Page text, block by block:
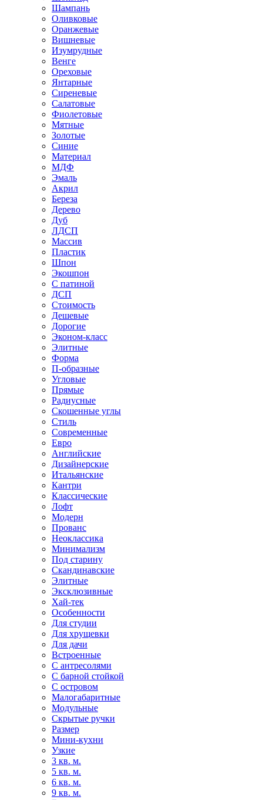
Шампань
Оливковые
Оранжевые
Вишневые
Изумрудные
Венге
Ореховые
Янтарные
Сиреневые
Салатовые
Фиолетовые
Мятные
Золотые
Синие
Материал
МДФ
Эмаль
Акрил
Береза
Дерево
Дуб
ЛДСП
Массив
Пластик
Шпон
Экошпон
С патиной
ДСП
Стоимость
Дешевые
Дорогие
Эконом-класс
Элитные
Форма
П-образные
Угловые
Прямые
Радиусные
Скошенные углы
Стиль
Современные
Евро
Английские
Дизайнерские
Итальянские
Кантри
Классические
Лофт
Модерн
Прованс
Неоклассика
Минимализм
Под старину
Скандинавские
Элитные
Эксклюзивные
Хай-тек
Особенности
Для студии
Для хрущевки
Для дачи
Встроенные
С антресолями
С барной стойкой
С островом
Малогабаритные
Модульные
Скрытые ручки
Размер
Мини-кухни
Узкие
3 кв. м.
5 кв. м.
6 кв. м.
9 кв. м.